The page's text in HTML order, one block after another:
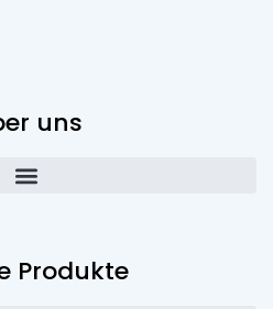
uns
Produkte